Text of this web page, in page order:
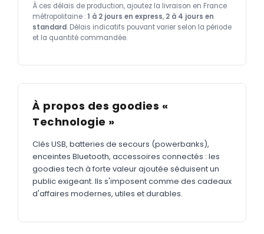
À ces délais de production, ajoutez la livraison en France
métropolitaine : 1 à 2 jours en express, 2 à 4 jours en
standard. Délais indicatifs pouvant varier selon la période
et la quantité commandée.
À propos des goodies «
Technologie »
Clés USB, batteries de secours (powerbanks),
enceintes Bluetooth, accessoires connectés : les
goodies tech à forte valeur ajoutée séduisent un
public exigeant. Ils s'imposent comme des cadeaux
d'affaires modernes, utiles et durables.